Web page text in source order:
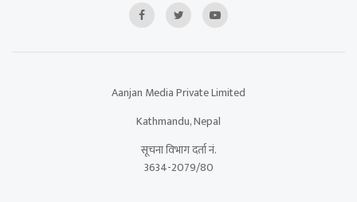
Aanjan Media Private Limited
Kathmandu, Nepal
सूचना विभाग दर्ता नं.
3634-2079/80